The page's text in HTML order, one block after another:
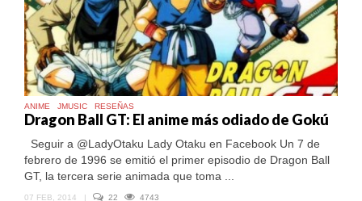
ANIME JMUSIC RESEÑAS
Dragon Ball GT: El anime más odiado de Gokú
Seguir a @LadyOtaku Lady Otaku en Facebook Un 7 de
febrero de 1996 se emitió el primer episodio de Dragon Ball
GT, la tercera serie animada que toma ...
07 FEB, 2014 | 22 4743